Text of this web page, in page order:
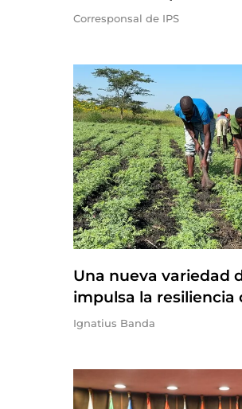
Corresponsal de IPS
Una nueva variedad
impulsa la resiliencia
Ignatius Banda